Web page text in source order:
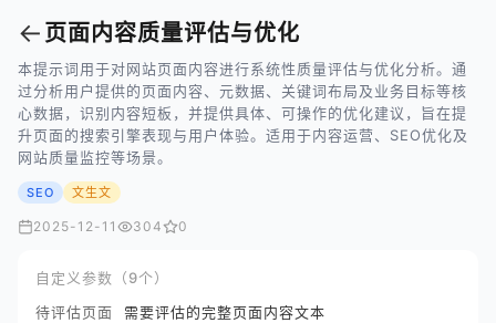
← 页面内容质量评估与优化
本提示词用于对网站页面内容进行系统性质量评估与优化分析。通
过分析用户提供的页面内容、元数据、关键词布局及业务目标等核
心数据，识别内容短板，并提供具体、可操作的优化建议，旨在提
升页面的搜索引擎表现与用户体验。适用于内容运营、SEO优化及
网站质量监控等场景。
SEO 文生文
2025-12-11 304 0
自定义参数（9个）
待评估页面
需要评估的完整页面内容文本